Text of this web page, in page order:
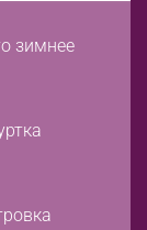
зимнее